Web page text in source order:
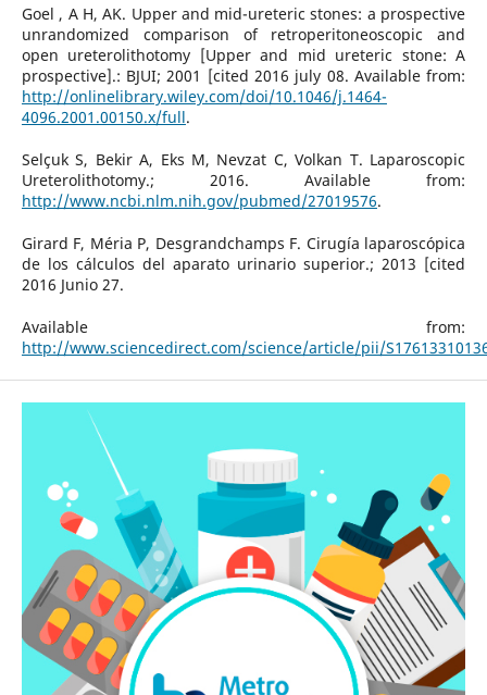
Goel , A H, AK. Upper and mid-ureteric stones: a prospective
unrandomized comparison of retroperitoneoscopic and
open ureterolithotomy [Upper and mid ureteric stone: A
prospective].: BJUI; 2001 [cited 2016 july 08. Available from:
http://onlinelibrary.wiley.com/doi/10.1046/j.1464-
4096.2001.00150.x/full.
Selçuk S, Bekir A, Eks M, Nevzat C, Volkan T. Laparoscopic
Ureterolithotomy.; 2016. Available from:
http://www.ncbi.nlm.nih.gov/pubmed/27019576.
Girard F, Méria P, Desgrandchamps F. Cirugía laparoscópica
de los cálculos del aparato urinario superior.; 2013 [cited
2016 Junio 27.
Available from:
http://www.sciencedirect.com/science/article/pii/